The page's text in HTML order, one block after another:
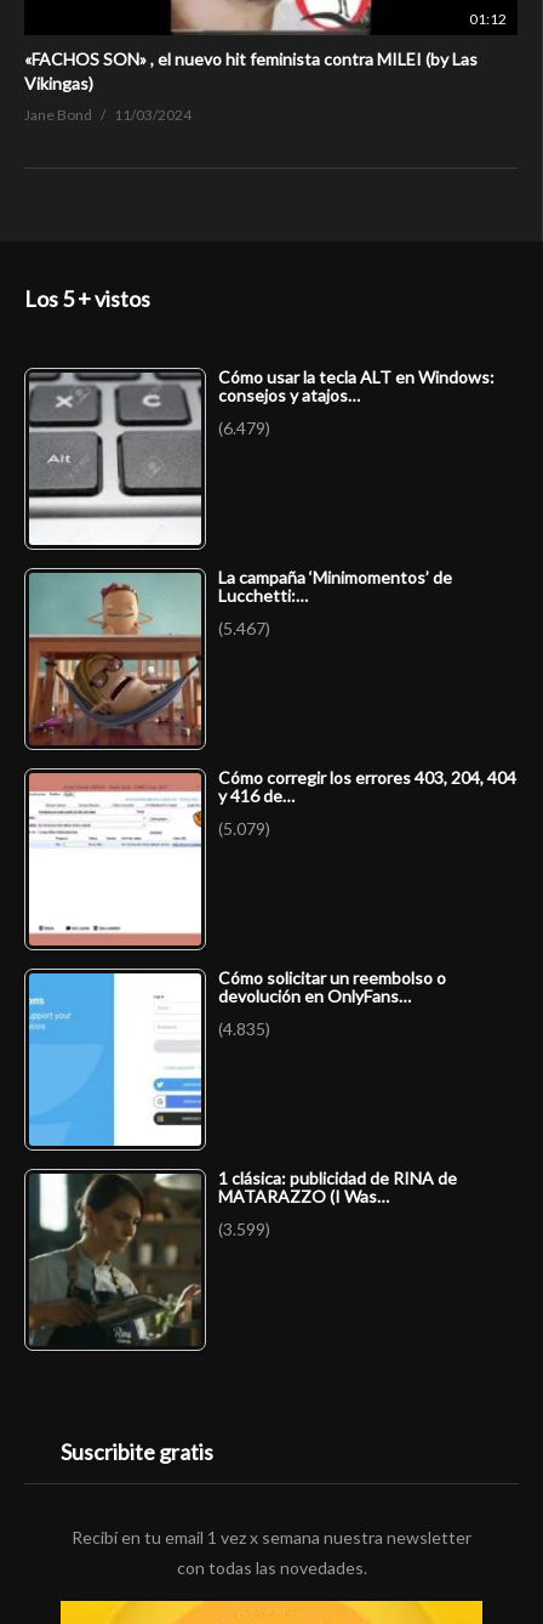
01:12
«FACHOS SON» , el nuevo hit feminista contra MILEI (by Las
Vikingas)
Jane Bond 11/03/2024
Los 5 + vistos
Cómo usar la tecla ALT en Windows:
consejos y atajos…
(6.479)
La campaña ‘Minimomentos’ de
Lucchetti:…
(5.467)
Cómo corregir los errores 403, 204, 404
y 416 de…
(5.079)
Cómo solicitar un reembolso o
devolución en OnlyFans…
(4.835)
1 clásica: publicidad de RINA de
MATARAZZO (I Was…
(3.599)
Suscribite gratis
Recibí en tu email 1 vez x semana nuestra newsletter
con todas las novedades.